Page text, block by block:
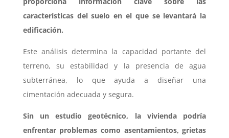
características del suelo en el que se levantará la
edificación.
Este análisis determina la capacidad portante del
terreno, su estabilidad y la presencia de agua
subterránea, lo que ayuda a diseñar una
cimentación adecuada y segura.
Sin un estudio geotécnico, la vivienda podría
enfrentar problemas como asentamientos, grietas